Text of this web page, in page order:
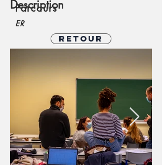
Parcours
ER
Retour
Description